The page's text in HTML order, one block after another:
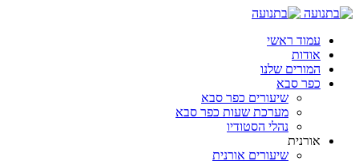
עמוד ראשי
אודות
המורים שלנו
כפר סבא
שיעורים כפר סבא
מערכת שעות כפר סבא
נהלי הסטודיו
אורנית
שיעורים אורנית